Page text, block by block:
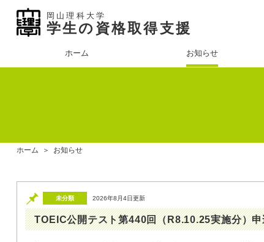
岡山理科大学
学生の資格取得支援
ホーム お知らせ
ホーム ＞ お知らせ
未分類 2026年8月4日更新
TOEIC公開テスト第440回（R8.10.25実施分）